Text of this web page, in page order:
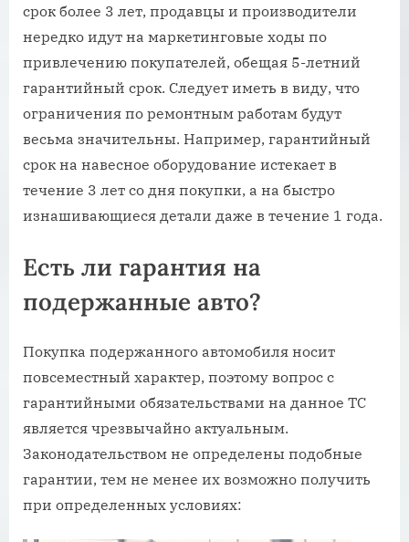
срок более 3 лет, продавцы и производители
нередко идут на маркетинговые ходы по
привлечению покупателей, обещая 5-летний
гарантийный срок. Следует иметь в виду, что
ограничения по ремонтным работам будут
весьма значительны. Например, гарантийный
срок на навесное оборудование истекает в
течение 3 лет со дня покупки, а на быстро
изнашивающиеся детали даже в течение 1 года.
Есть ли гарантия на
подержанные авто?
Покупка подержанного автомобиля носит
повсеместный характер, поэтому вопрос с
гарантийными обязательствами на данное ТС
является чрезвычайно актуальным.
Законодательством не определены подобные
гарантии, тем не менее их возможно получить
при определенных условиях: